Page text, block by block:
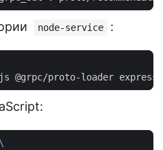
node-service :